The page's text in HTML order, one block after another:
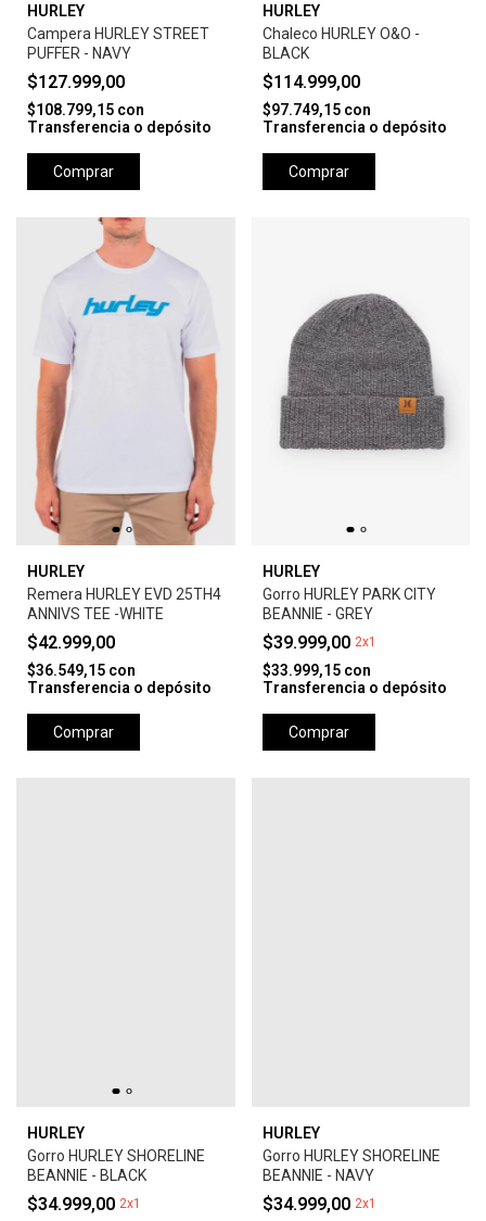
HURLEY
Campera HURLEY STREET
PUFFER - NAVY
$127.999,00
$108.799,15 con
Transferencia o depósito
Comprar
HURLEY
Chaleco HURLEY O&O -
BLACK
$114.999,00
$97.749,15 con
Transferencia o depósito
Comprar
HURLEY
Remera HURLEY EVD 25TH4
ANNIVS TEE -WHITE
$42.999,00
$36.549,15 con
Transferencia o depósito
Comprar
HURLEY
Gorro HURLEY PARK CITY
BEANNIE - GREY
$39.999,00 2x1
$33.999,15 con
Transferencia o depósito
Comprar
HURLEY
Gorro HURLEY SHORELINE
BEANNIE - BLACK
$34.999,00 2x1
HURLEY
Gorro HURLEY SHORELINE
BEANNIE - NAVY
$34.999,00 2x1